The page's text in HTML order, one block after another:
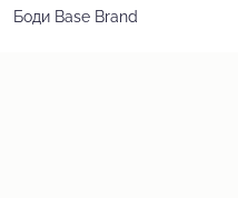
Боди Base Brand